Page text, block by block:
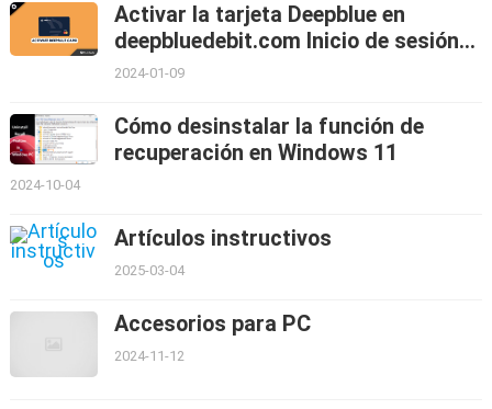
Activar la tarjeta Deepblue en
deepbluedebit.com Inicio de sesión
en línea 2024
2024-01-09
Cómo desinstalar la función de
recuperación en Windows 11
2024-10-04
Artículos instructivos
2025-03-04
Accesorios para PC
2024-11-12